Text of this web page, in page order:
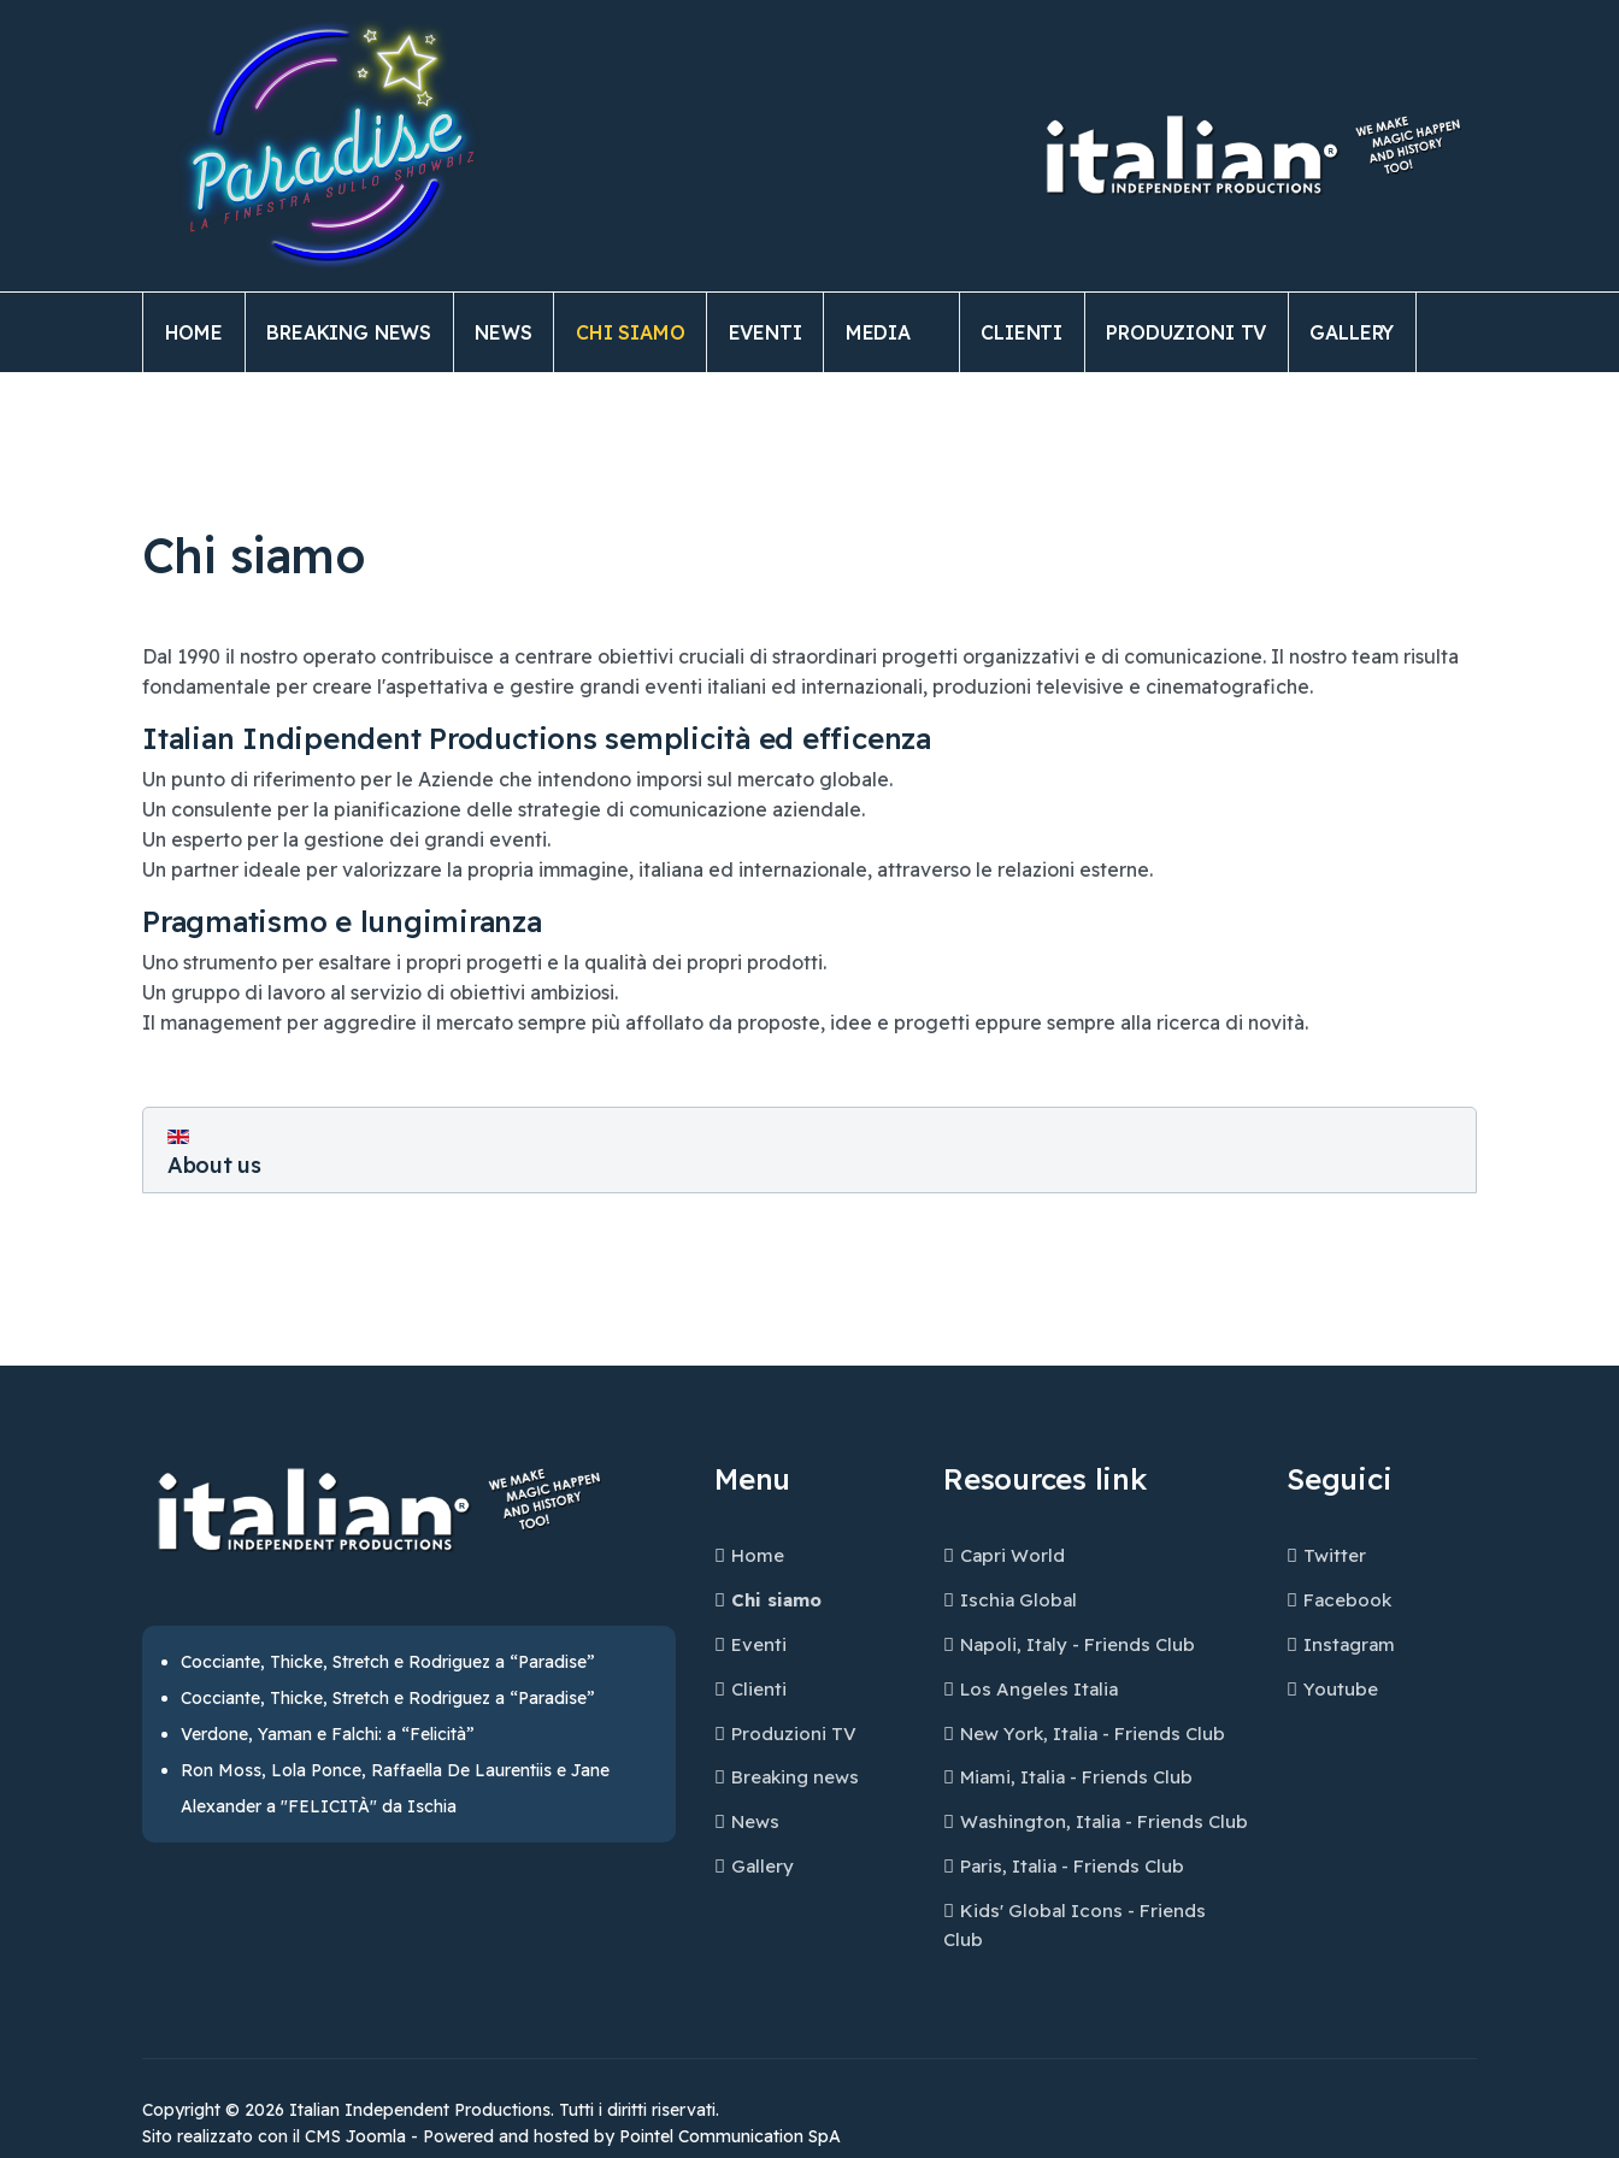
HOME BREAKING NEWS NEWS CHI SIAMO EVENTI MEDIA CLIENTI PRODUZIONI TV GALLERY
Chi siamo
Dal 1990 il nostro operato contribuisce a centrare obiettivi cruciali di straordinari progetti organizzativi e di comunicazione. Il nostro team risulta
fondamentale per creare l'aspettativa e gestire grandi eventi italiani ed internazionali, produzioni televisive e cinematografiche.
Italian Indipendent Productions semplicità ed efficenza
Un punto di riferimento per le Aziende che intendono imporsi sul mercato globale.
Un consulente per la pianificazione delle strategie di comunicazione aziendale.
Un esperto per la gestione dei grandi eventi.
Un partner ideale per valorizzare la propria immagine, italiana ed internazionale, attraverso le relazioni esterne.
Pragmatismo e lungimiranza
Uno strumento per esaltare i propri progetti e la qualità dei propri prodotti.
Un gruppo di lavoro al servizio di obiettivi ambiziosi.
Il management per aggredire il mercato sempre più affollato da proposte, idee e progetti eppure sempre alla ricerca di novità.
About us
Cocciante, Thicke, Stretch e Rodriguez a “Paradise”
Cocciante, Thicke, Stretch e Rodriguez a “Paradise”
Verdone, Yaman e Falchi: a “Felicità”
Ron Moss, Lola Ponce, Raffaella De Laurentiis e Jane
Alexander a "FELICITÀ" da Ischia
Menu
Home
Chi siamo
Eventi
Clienti
Produzioni TV
Breaking news
News
Gallery
Resources link
Capri World
Ischia Global
Napoli, Italy - Friends Club
Los Angeles Italia
New York, Italia - Friends Club
Miami, Italia - Friends Club
Washington, Italia - Friends Club
Paris, Italia - Friends Club
Kids' Global Icons - Friends
Club
Seguici
Twitter
Facebook
Instagram
Youtube
Copyright © 2026 Italian Independent Productions. Tutti i diritti riservati.
Sito realizzato con il CMS Joomla - Powered and hosted by Pointel Communication SpA